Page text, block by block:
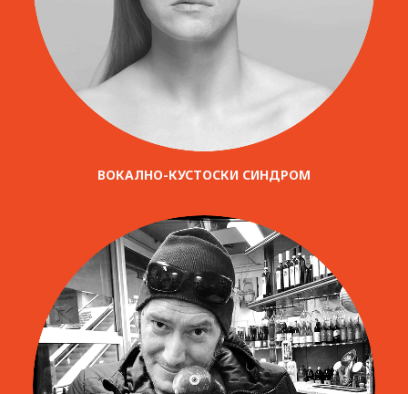
ВОКАЛНО-КУСТОСКИ СИНДРОМ